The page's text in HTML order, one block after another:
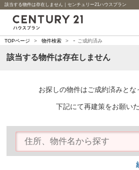
該当する物件は存在しません｜センチュリー21ハウスプラン
TOPページ > 物件検索 > - ご成約済み
該当する物件は存在しません
お探しの物件はご成約済みとな
下記にて再建策をお願いた